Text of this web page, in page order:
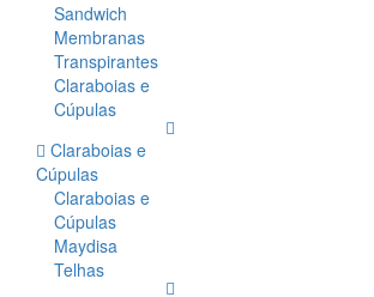
Sandwich
Membranas
Transpirantes
Claraboias e
Cúpulas
Claraboias e
Cúpulas
Claraboias e
Cúpulas
Maydisa
Telhas